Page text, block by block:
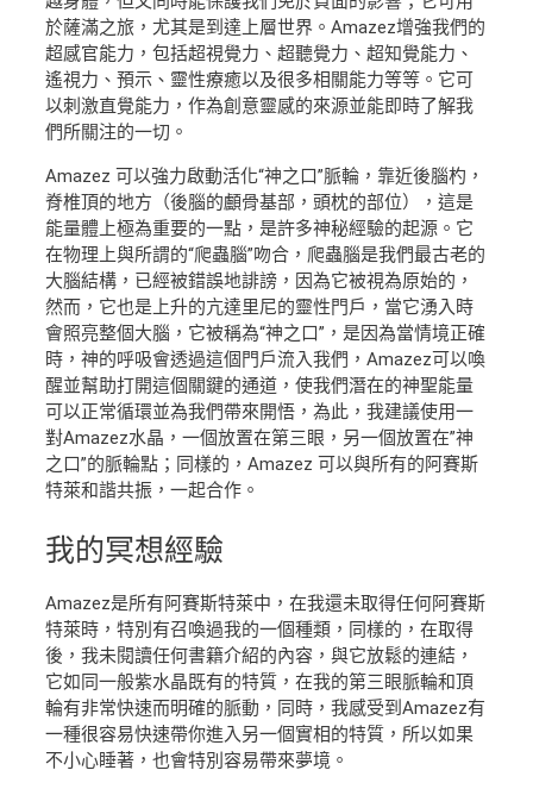
於薩滿之旅，尤其是到達上層世界。Amazez增強我們的
超感官能力，包括超視覺力、超聽覺力、超知覺能力、
遙視力、預示、靈性療癒以及很多相關能力等等。它可
以刺激直覺能力，作為創意靈感的來源並能即時了解我
們所關注的一切。
Amazez 可以強力啟動活化“神之口”脈輪，靠近後腦杓，
脊椎頂的地方（後腦的顱骨基部，頭枕的部位），這是
能量體上極為重要的一點，是許多神秘經驗的起源。它
在物理上與所謂的“爬蟲腦”吻合，爬蟲腦是我們最古老的
大腦結構，已經被錯誤地誹謗，因為它被視為原始的，
然而，它也是上升的亢達里尼的靈性門戶，當它湧入時
會照亮整個大腦，它被稱為“神之口”，是因為當情境正確
時，神的呼吸會透過這個門戶流入我們，Amazez可以喚
醒並幫助打開這個關鍵的通道，使我們潛在的神聖能量
可以正常循環並為我們帶來開悟，為此，我建議使用一
對Amazez水晶，一個放置在第三眼，另一個放置在”神
之口”的脈輪點；同樣的，Amazez 可以與所有的阿賽斯
特萊和諧共振，一起合作。
我的冥想經驗
Amazez是所有阿賽斯特萊中，在我還未取得任何阿賽斯
特萊時，特別有召喚過我的一個種類，同樣的，在取得
後，我未閱讀任何書籍介紹的內容，與它放鬆的連結，
它如同一般紫水晶既有的特質，在我的第三眼脈輪和頂
輪有非常快速而明確的脈動，同時，我感受到Amazez有
一種很容易快速帶你進入另一個實相的特質，所以如果
不小心睡著，也會特別容易帶來夢境。